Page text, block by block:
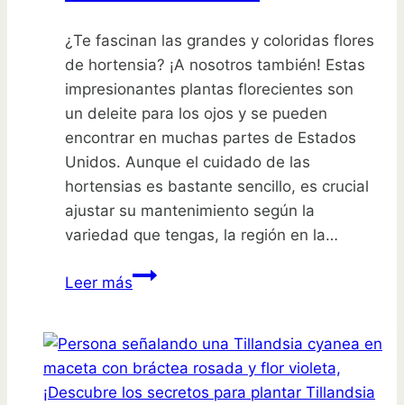
¿Te fascinan las grandes y coloridas flores
de hortensia? ¡A nosotros también! Estas
impresionantes plantas florecientes son
un deleite para los ojos y se pueden
encontrar en muchas partes de Estados
Unidos. Aunque el cuidado de las
hortensias es bastante sencillo, es crucial
ajustar su mantenimiento según la
variedad que tengas, la región en la…
Leer másDescubre
para
que
tus